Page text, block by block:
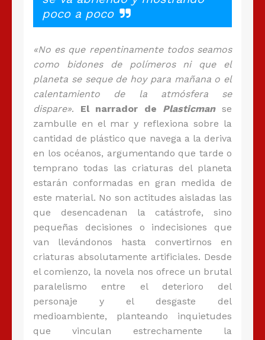
poco a poco
«No es que repentinamente todos seamos
como bidones de polímeros ni que el
planeta se seque de hoy para mañana o el
calentamiento de la atmósfera se
dispare». El narrador de Plasticmanse
zambulle en el mar y reflexiona sobre la
cantidad de plástico que navega a la deriva
en los océanos, argumentando que tarde o
temprano todas las criaturas del planeta
estarán conformadas en gran medida de
este material. No son actitudes aisladas las
que desencadenan la catástrofe, sino
pequeñas decisiones o indecisiones que
van llevándonos hasta convertirnos en
criaturas absolutamente artificiales. Desde
el comienzo, la novela nos ofrece un brutal
paralelismo entre el deterioro del
personaje y el desgaste del
medioambiente, planteando inquietudes
que vinculan estrechamente la